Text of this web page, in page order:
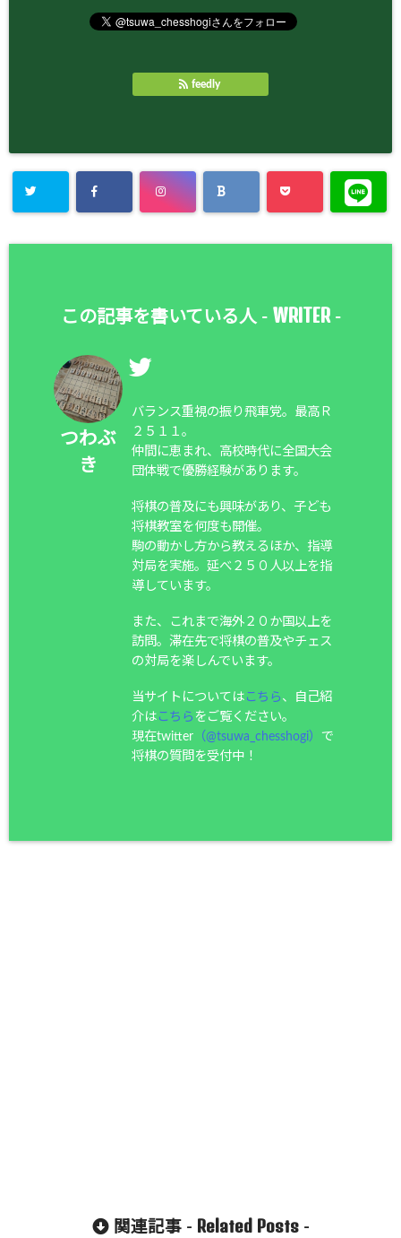
feedly
この記事を書いている人 - WRITER-
つわぶ
き
バランス重視の振り飛車党。最高Ｒ
２５１１。
仲間に恵まれ、高校時代に全国大会
団体戦で優勝経験があります。
将棋の普及にも興味があり、子ども
将棋教室を何度も開催。
駒の動かし方から教えるほか、指導
対局を実施。延べ２５０人以上を指
導しています。
また、これまで海外２０か国以上を
訪問。滞在先で将棋の普及やチェス
の対局を楽しんでいます。
当サイトについてはこちら 、自己紹
介はこちら をご覧ください。
現在twitter（@tsuwa_chesshogi） で
将棋の質問を受付中！
関連記事 - Related Posts-